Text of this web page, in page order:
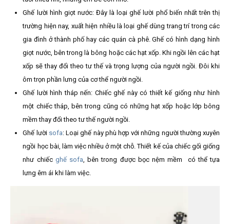
Ghế lười hình giọt nước: Đây là loại ghế lười phổ biến nhất trên thị
trường hiện nay, xuất hiện nhiều là loại ghế dùng trang trí trong các
gia đình ở thành phố hay các quán cà phê. Ghế có hình dạng hình
giọt nước, bên trong là bông hoặc các hạt xốp. Khi ngồi lên các hạt
xốp sẽ thay đổi theo tư thế và trọng lượng của người ngồi. Đôi khi
ôm trọn phần lưng của cơ thể người ngồi.
Ghế lười hình tháp nến: Chiếc ghế này có thiết kế giống như hình
một chiếc tháp, bên trong cũng có những hạt xốp hoặc lớp bông
mềm thay đổi theo tư thế người ngồi.
Ghế lười sofa: Loại ghế này phù hợp với những người thường xuyên
ngồi học bài, làm việc nhiều ở một chỗ. Thiết kế của chiếc gối giống
như chiếc ghế sofa, bên trong được bọc nệm mềm có thể tựa
lưng êm ái khi làm việc.